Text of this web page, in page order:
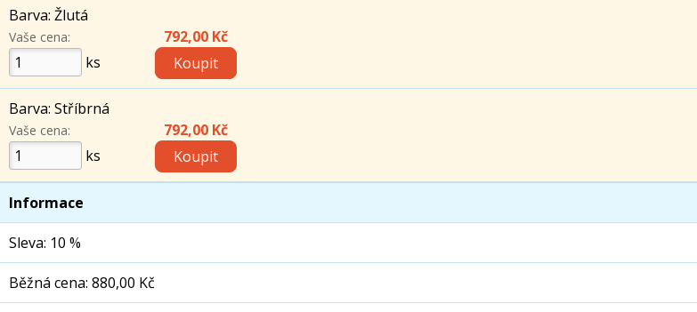
Barva: Žlutá
Vaše cena:
ks
792,00 Kč
Barva: Stříbrná
Vaše cena:
ks
792,00 Kč
Informace
Sleva: 10 %
Běžná cena: 880,00 Kč